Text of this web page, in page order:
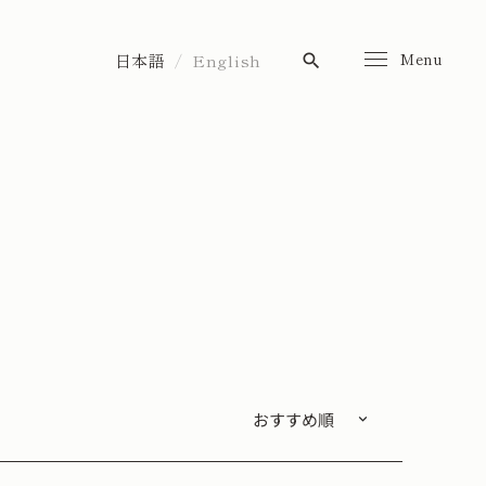
Menu
日本語 English search